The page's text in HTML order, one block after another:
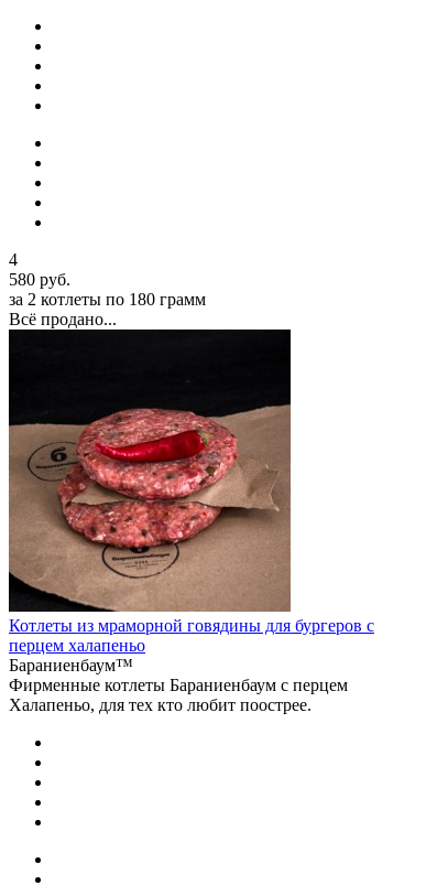
4
580 руб.
за 2 котлеты по 180 грамм
Всё продано...
Котлеты из мраморной говядины для бургеров с
перцем халапеньо
Бараниенбаум™
Фирменные котлеты Бараниенбаум с перцем
Халапеньо, для тех кто любит поострее.